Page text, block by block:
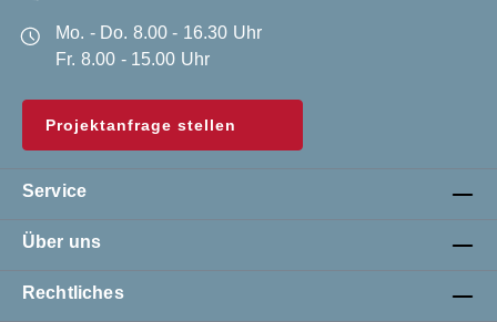
Mo. - Do. 8.00 - 16.30 Uhr
Fr. 8.00 - 15.00 Uhr
Projektanfrage stellen
Service
Über uns
Rechtliches